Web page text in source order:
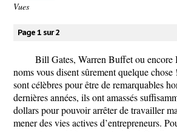
Vues
Page 1 sur 2
Bill Gates, Warren Buffet ou encore
noms vous disent sûrement quelque
sont célèbres pour être de remarquables
dernières années, ils ont amassés
dollars pour pouvoir arrêter de travailler
mener des vies actives d’entrepreneurs.